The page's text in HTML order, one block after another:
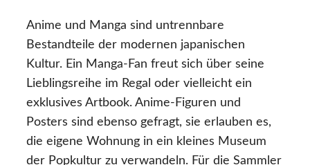
Anime und Manga sind untrennbare
Bestandteile der modernen japanischen
Kultur. Ein Manga-Fan freut sich über seine
Lieblingsreihe im Regal oder vielleicht ein
exklusives Artbook. Anime-Figuren und
Posters sind ebenso gefragt, sie erlauben es,
die eigene Wohnung in ein kleines Museum
der Popkultur zu verwandeln. Für die Sammler